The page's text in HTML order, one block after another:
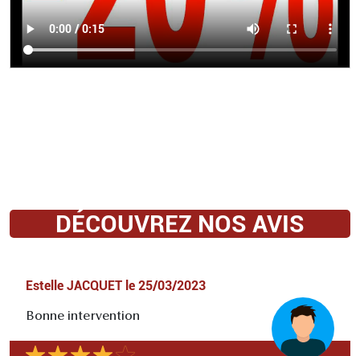
DÉCOUVREZ NOS AVIS
Estelle JACQUET le 25/03/2023
Bonne intervention